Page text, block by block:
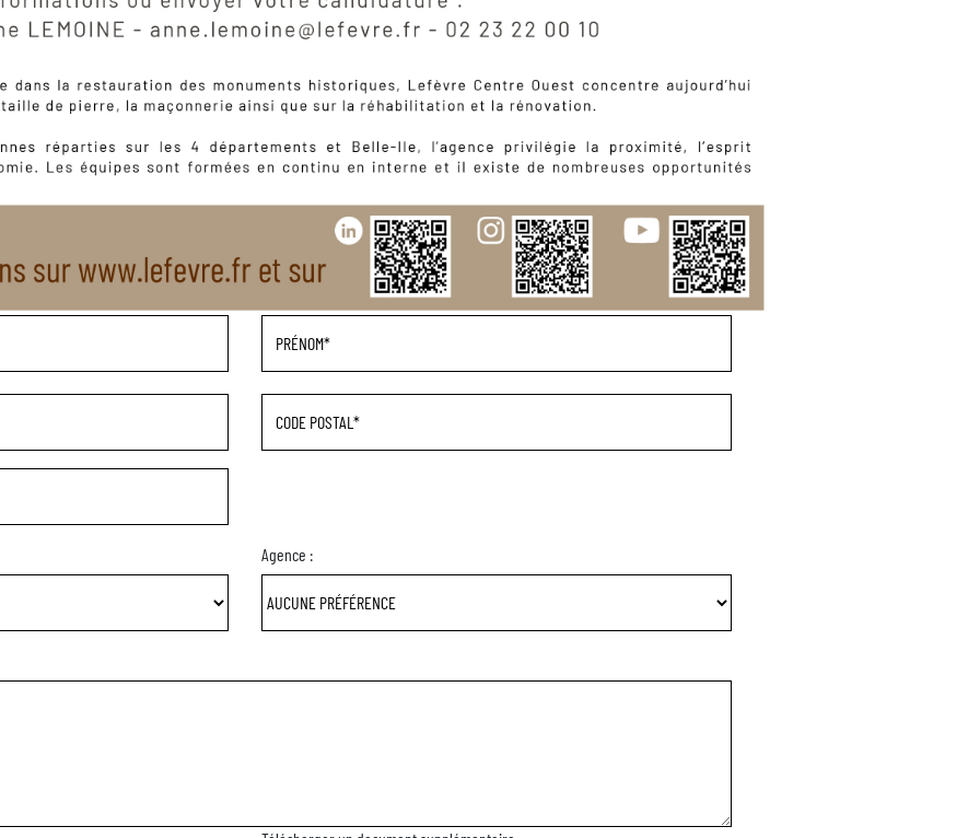
Prénom
Code postal
Agence :